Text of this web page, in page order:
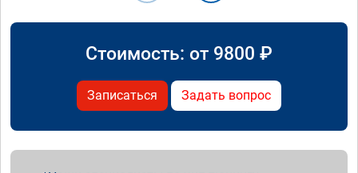
Стоимость: от 9800 ₽
Записаться Задать вопрос